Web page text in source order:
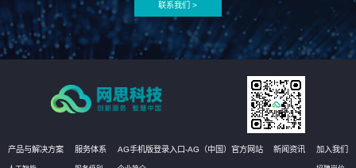
联系我们 >
产品与解决方案 服务体系 AG手机版登录入口-AG（中国）官方网站 新闻资讯 加入我们